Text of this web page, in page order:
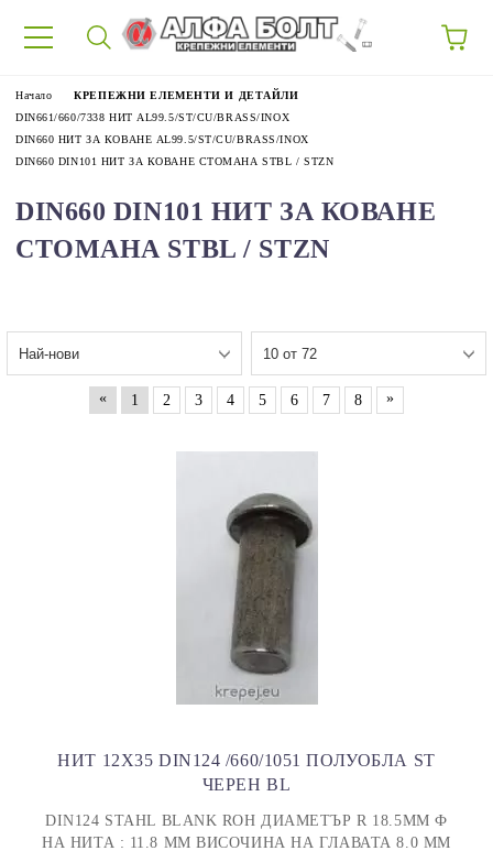
Начало
КРЕПЕЖНИ ЕЛЕМЕНТИ И ДЕТАЙЛИ
DIN661/660/7338 НИТ AL99.5/ST/CU/BRASS/INOX
DIN660 НИТ ЗА КОВАНЕ AL99.5/ST/CU/BRASS/INOX
DIN660 DIN101 НИТ ЗА КОВАНЕ СТОМАНА STBL / STZN
DIN660 DIN101 НИТ ЗА КОВАНЕ
СТОМАНА STBL / STZN
« 1 2 3 4 5 6 7 8 »
НИТ 12Х35 DIN124 /660/1051 ПОЛУОБЛА ST
ЧЕРЕН BL
DIN124 STAHL BLANK ROH ДИАМЕТЪР R 18.5MM Ф
НА НИТА : 11.8 ММ ВИСОЧИНА НА ГЛАВАТА 8.0 ММ